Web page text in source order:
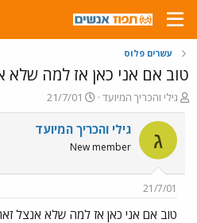
עשרים פלוס
טוב אם אני כאן אז למה שלא
פ
ו
ת
ח
ה
ש
א
גילי והכריך המיועד
פ
ו
ר
ס
ם
ר
21/7/01
ג גילי והכריך המיועד
New member
21/7/01
טוב אם אני כאן אז למה שלא אנצל